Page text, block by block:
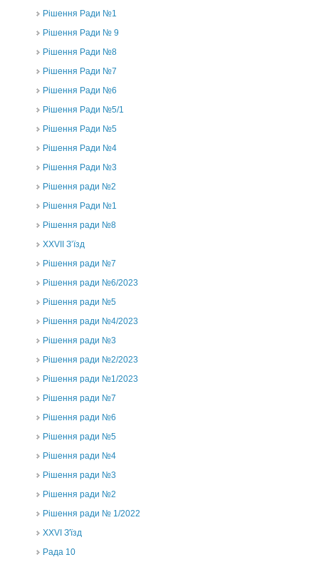
Рішення Ради №1
Рішення Ради № 9
Рішення Ради №8
Рішення Ради №7
Рішення Ради №6
Рішення Ради №5/1
Рішення Ради №5
Рішення Ради №4
Рішення Ради №3
Рішення ради №2
Рішення Ради №1
Рішення ради №8
ХХVII З’їзд
Рішення ради №7
Рішення ради №6/2023
Рішення ради №5
Рішення ради №4/2023
Рішення ради №3
Рішення ради №2/2023
Рішення ради №1/2023
Рішення ради №7
Рішення ради №6
Рішення ради №5
Рішення ради №4
Рішення ради №3
Рішення ради №2
Рішення ради № 1/2022
XXVI З'їзд
Рада 10